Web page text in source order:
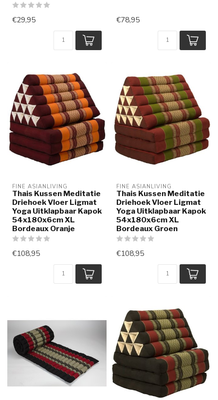
€29,95 €78,95
FINE ASIANLIVING
Thais Kussen Meditatie
Driehoek Vloer Ligmat
Yoga Uitklapbaar Kapok
54x180x6cm XL
Bordeaux Oranje
€108,95
FINE ASIANLIVING
Thais Kussen Meditatie
Driehoek Vloer Ligmat
Yoga Uitklapbaar Kapok
54x180x6cm XL
Bordeaux Groen
€108,95